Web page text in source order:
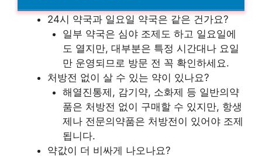
24시 약국과 일요일 약국은 같은 건가요?
일부 약국은 심야 조제도 하고 일요일에
도 열지만, 대부분은 특정 시간대나 요일
만 운영되므로 방문 전 꼭 확인하세요.
처방전 없이 살 수 있는 약이 있나요?
해열진통제, 감기약, 소화제 등 일반의약
품은 처방전 없이 구매할 수 있지만, 항생
제나 전문의약품은 처방전이 있어야 조제
됩니다.
약값이 더 비싸게 나오나요?